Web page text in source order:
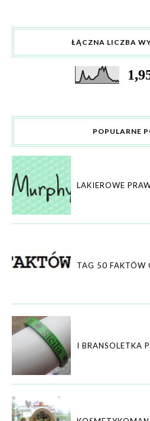
ŁĄCZNA LICZBA
POPULARNE
LAKIEROWE
TAG 50 FAKTÓW
I BRANSOLETKA